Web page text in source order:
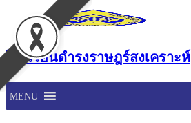
content
โรงเรียนดำรงราษฎร์สงเคราะห์
MENU